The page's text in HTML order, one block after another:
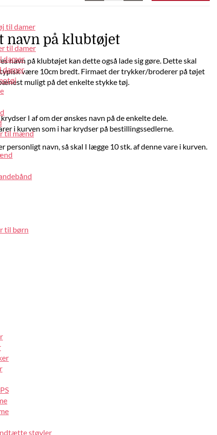
til damer
til damer
damer
damer
til mænd
til børn
støvler
navn på klubtøjet
navn på klubtøjet kan dette også lade sig gøre. Dette skal
være 10cm bredt. Firmaet der trykker/broderer på tøjet
muligt på det enkelte stykke tøj.
I af om der ønskes navn på de enkelte dele.
i kurven som i har krydser på bestillingssedlerne.
personligt navn, så skal I lægge 10 stk. af denne vare i kurven.